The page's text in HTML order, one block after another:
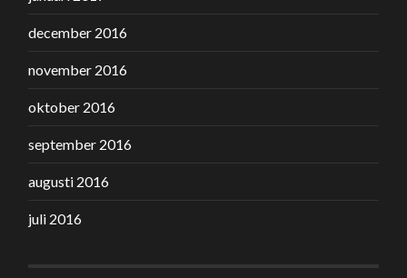
december 2016
november 2016
oktober 2016
september 2016
augusti 2016
juli 2016